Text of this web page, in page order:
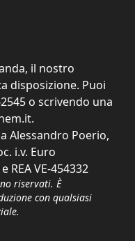
il nostro
disposizione. Puoi
o scrivendo una
.
Alessandro Poerio,
i.v. Euro
REA VE-454332
riservati. È
con qualsiasi